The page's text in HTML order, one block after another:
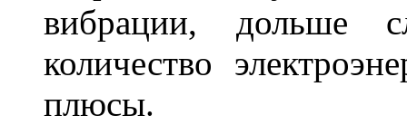
вибрации, дольше
количество
плюсы.